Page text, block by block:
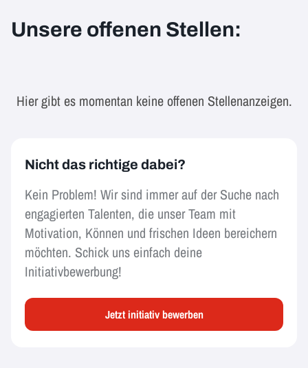
Unsere offenen Stellen:
Hier gibt es momentan keine offenen Stellenanzeigen.
Nicht das richtige dabei?
Kein Problem! Wir sind immer auf der Suche nach
engagierten Talenten, die unser Team mit
Motivation, Können und frischen Ideen bereichern
möchten. Schick uns einfach deine
Initiativbewerbung!
Jetzt initiativ bewerben